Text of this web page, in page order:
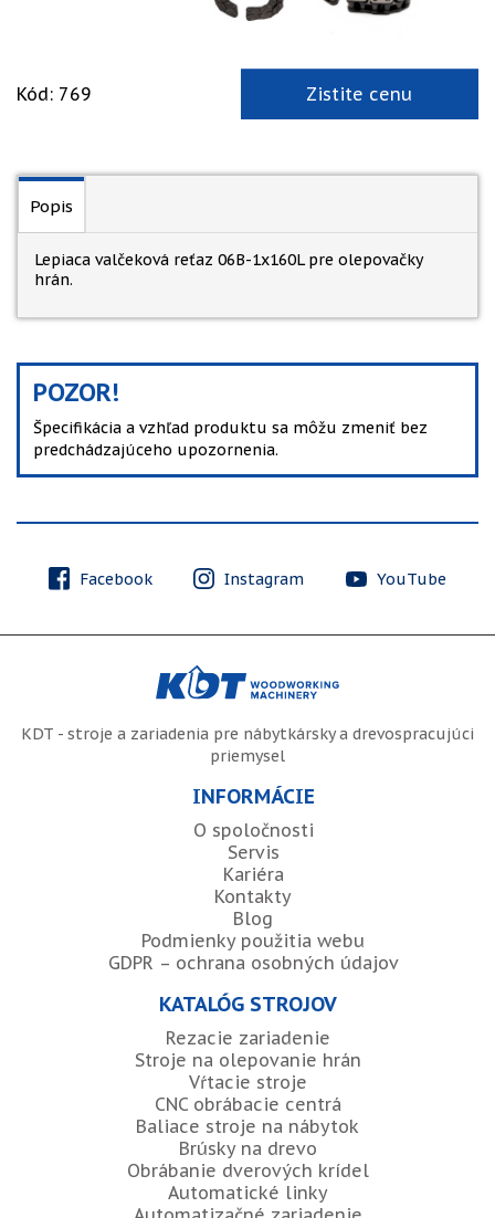
Kód: 769 Zistite cenu
Popis
Lepiaca valčeková reťaz 06B-1x160L pre olepovačky
hrán.
POZOR!
Špecifikácia a vzhľad produktu sa môžu zmeniť bez
predchádzajúceho upozornenia.
Facebook Instagram YouTube
KDT - stroje a zariadenia pre nábytkársky a drevospracujúci
priemysel
INFORMÁCIE
O spoločnosti
Servis
Kariéra
Kontakty
Blog
Podmienky použitia webu
GDPR – ochrana osobných údajov
KATALÓG STROJOV
Rezacie zariadenie
Stroje na olepovanie hrán
Vŕtacie stroje
CNC obrábacie centrá
Baliace stroje na nábytok
Brúsky na drevo
Obrábanie dverových krídel
Automatické linky